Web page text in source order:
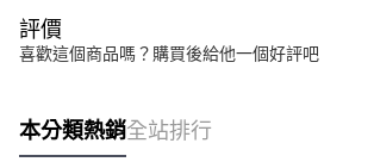
評價
喜歡這個商品嗎？購買後給他一個好評吧
本分類熱銷全站排行